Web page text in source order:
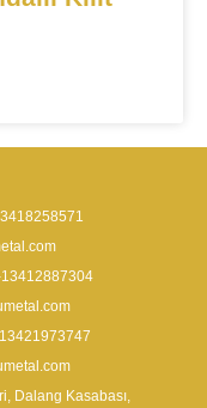
Dalang Kasabası,